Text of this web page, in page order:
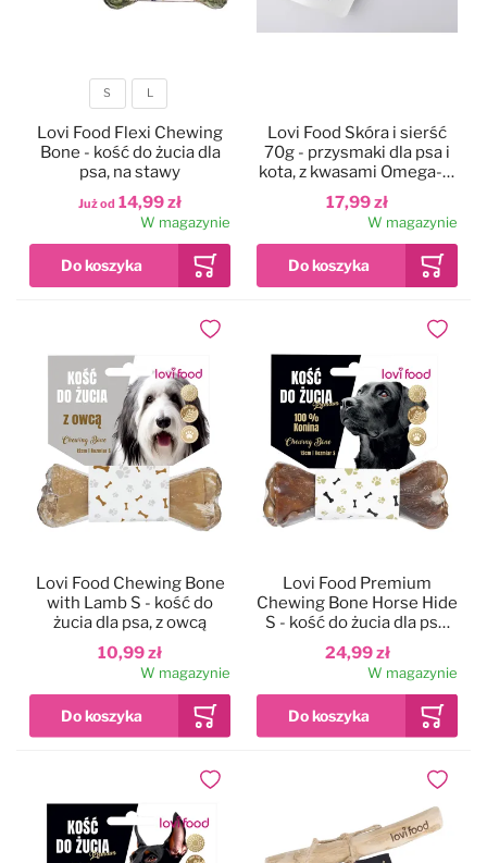
Rozmiar
S L
Już od 14,99 zł
Lovi Food Flexi Chewing
Bone - kość do żucia dla
psa, na stawy
W magazynie
17,99 zł
Lovi Food Skóra i sierść
70g - przysmaki dla psa i
kota, z kwasami Omega-3,
cynkiem i biotyną
W magazynie
10,99 zł
Lovi Food Chewing Bone
with Lamb S - kość do
żucia dla psa, z owcą
W magazynie
Dodaj do ulubionych
24,99 zł
Lovi Food Premium
Chewing Bone Horse Hide
S - kość do żucia dla psa,
100% konina
W magazynie
Dodaj
Dodaj do ulubionych Dodaj